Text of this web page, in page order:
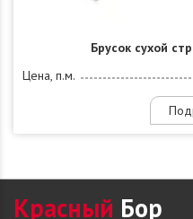
Брусок сухой
Цена, п.м.
Красный Бор